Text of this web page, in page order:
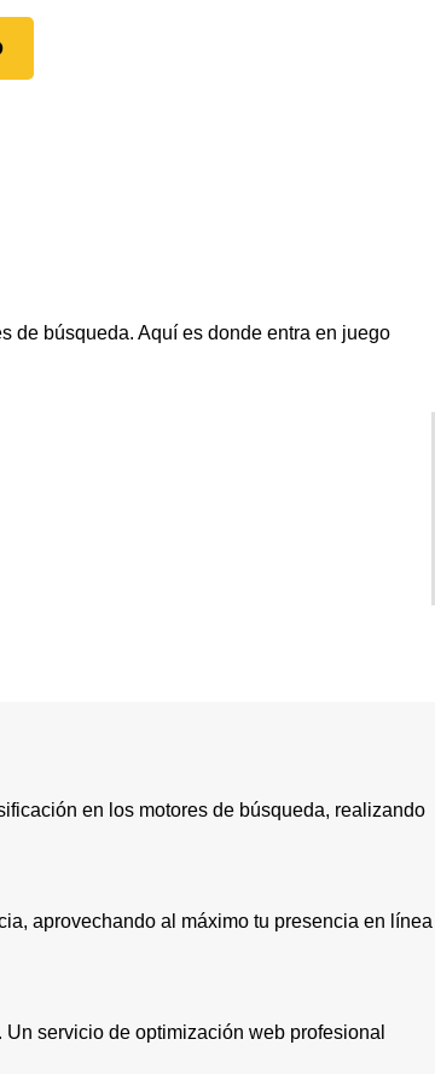
de búsqueda. Aquí es donde entra en juego
en los motores de búsqueda, realizando
aprovechando al máximo tu presencia en línea
servicio de optimización web profesional